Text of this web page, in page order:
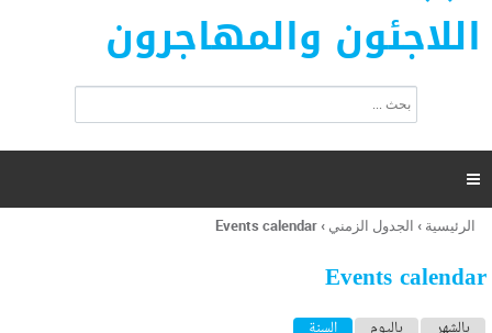
اللاجئون والمهاجرون
ت
ر
ل
ح
ب

أنت
هنا
الرئيسية › الجدول الزمني ›
Events calendar
Events calendar